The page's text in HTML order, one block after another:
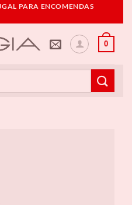
PARA ENCOMENDAS
0